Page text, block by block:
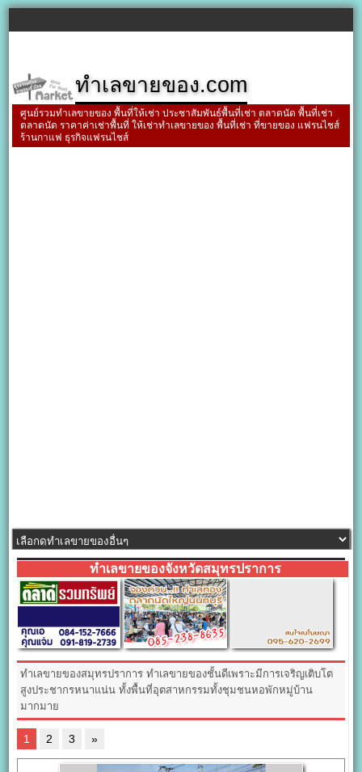
ทำเลขายของ.com
ศูนย์รวมทำเลขายของ พื้นที่ให้เช่า ประชาสัมพันธ์พื้นที่เช่า ตลาดนัด พื้นที่เช่า
ตลาดนัด ราคาค่าเช่าพื้นที่ ให้เช่าทำเลขายของ พื้นที่เช่า ที่ขายของ แฟรนไชส์
ร้านกาแฟ ธุรกิจแฟรนไชส์
ทำเลขายของจังหวัดสมุทรปราการ
ทำเลขายของสมุทรปราการ ทำเลขายของชั้นดีเพราะมีการเจริญเติบโต
สูงประชากรหนาแน่น ทั้งพื้นที่อุตสาหกรรมทั้งชุมชนหอพักหมู่บ้าน
มากมาย
1 2 3 »